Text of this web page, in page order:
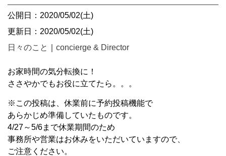
公開日：2020/05/02(土)
更新日：2020/05/02(土)
日々のこと
concierge & Director
お家時間の気分転換に！
ささやかでもお役に立てたら。。。
※この投稿は、休業前に予約投稿機能で
あらかじめ準備していたものです。
4/27～5/6まで休業期間のため
事務所や営業はお休みをいただいていますので、
ご注意ください。